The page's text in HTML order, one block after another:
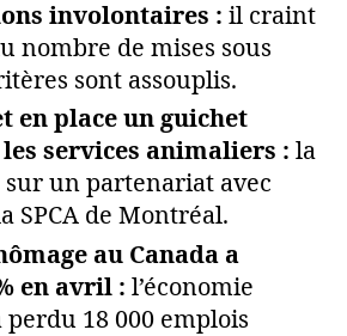
involontaires : il craint
nombre de mises sous
sont assouplis.
en place un guichet
services animaliers : la
sur un partenariat avec
SPCA de Montréal.
au Canada a
en avril : l’économie
18 000 emplois